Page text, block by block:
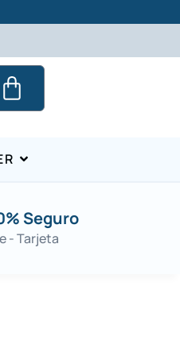
Seguro
- Tarjeta